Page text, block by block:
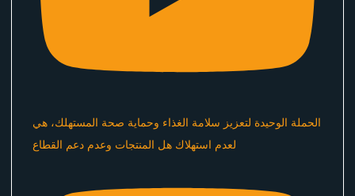
الحملة الوحيدة لتعزيز سلامة الغذاء وحماية صحة المستهلك، هي
لعدم استهلاك هل المنتجات وعدم دعم القطاع